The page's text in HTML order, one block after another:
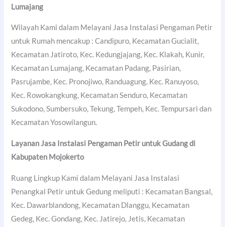
Lumajang
Wilayah Kami dalam Melayani Jasa Instalasi Pengaman Petir
untuk Rumah mencakup : Candipuro, Kecamatan Gucialit,
Kecamatan Jatiroto, Kec. Kedungjajang, Kec. Klakah, Kunir,
Kecamatan Lumajang, Kecamatan Padang, Pasirian,
Pasrujambe, Kec. Pronojiwo, Randuagung, Kec. Ranuyoso,
Kec. Rowokangkung, Kecamatan Senduro, Kecamatan
Sukodono, Sumbersuko, Tekung, Tempeh, Kec. Tempursari dan
Kecamatan Yosowilangun.
Layanan Jasa Instalasi Pengaman Petir untuk Gudang di
Kabupaten Mojokerto
Ruang Lingkup Kami dalam Melayani Jasa Instalasi
Penangkal Petir untuk Gedung meliputi : Kecamatan Bangsal,
Kec. Dawarblandong, Kecamatan Dlanggu, Kecamatan
Gedeg, Kec. Gondang, Kec. Jatirejo, Jetis, Kecamatan